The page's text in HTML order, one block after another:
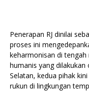
Penerapan RJ dinilai
proses ini
keharmonisan di
humanis yang dilakukan
Selatan, kedua pihak
rukun di lingkungan